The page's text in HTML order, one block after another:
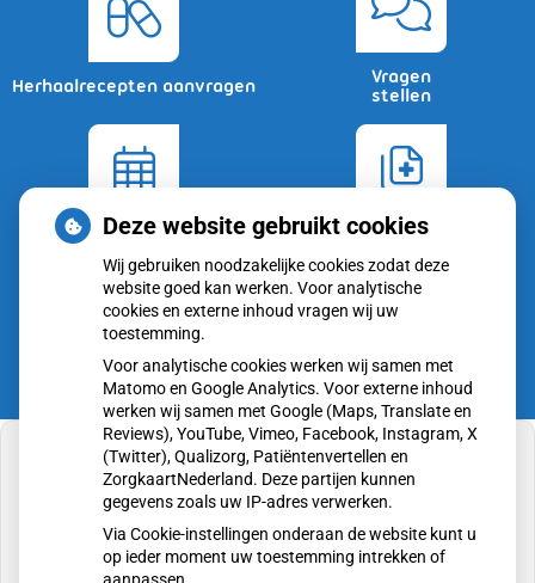
Herhaalrecepten aanvragen
Vragen
stellen
Afspraken
maken
Dossier
bekijken
U heeft geen toestemming gegeven voor
externe inhoud die nodig is om dit te zien.
Deze website gebruikt cookies
Wij gebruiken noodzakelijke cookies zodat deze
website goed kan werken. Voor analytische
cookies en externe inhoud vragen wij uw
toestemming.
Voor analytische cookies werken wij samen met
Matomo en Google Analytics. Voor externe inhoud
werken wij samen met Google (Maps, Translate en
Reviews), YouTube, Vimeo, Facebook, Instagram, X
(Twitter), Qualizorg, Patiëntenvertellen en
ZorgkaartNederland. Deze partijen kunnen
gegevens zoals uw IP-adres verwerken.
Via Cookie-instellingen onderaan de website kunt u
op ieder moment uw toestemming intrekken of